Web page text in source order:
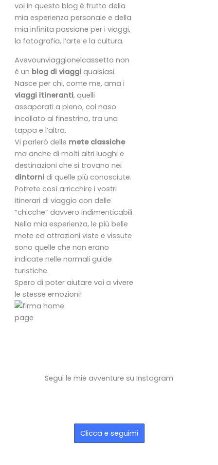
voi in questo blog è frutto della
mia esperienza personale e della
mia infinita passione per i viaggi,
la fotografia, l’arte e la cultura.
Avevounviaggionelcassetto non
è un blog di viaggi qualsiasi.
Nasce per chi, come me, ama i
viaggi itineranti, quelli
assaporati a pieno, col naso
incollato al finestrino, tra una
tappa e l’altra.
Vi parlerò delle mete classiche
ma anche di molti altri luoghi e
destinazioni che si trovano nei
dintorni di quelle più conosciute.
Potrete così arricchire i vostri
itinerari di viaggio con delle
“chicche” davvero indimenticabili.
Nella mia esperienza, le più belle
mete ed attrazioni viste e vissute
sono quelle che non erano
indicate nelle normali guide
turistiche.
Spero di poter aiutare voi a vivere
le stesse emozioni!
Segui le mie avventure su Instagram
com/avevounviaggion
elcassetto/reels/Clicca e seguimi